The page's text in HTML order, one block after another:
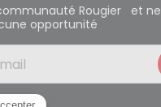
Rougier et ne
opportunité